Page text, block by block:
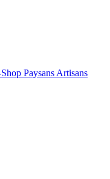
Paysans Artisans